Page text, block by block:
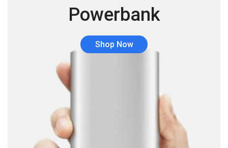
(12)
Audio y Sonido
Barras de sonido
Base para Audífonos
Bluetooth (1)
Bombillas inteligente
Powerbank
Shop Now